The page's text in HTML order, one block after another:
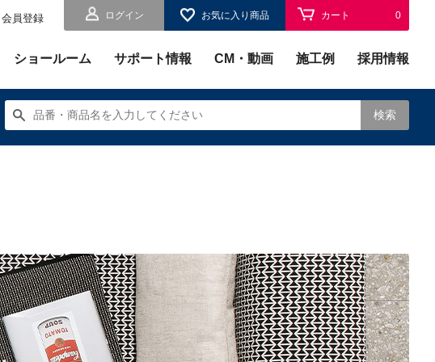
ログイン お気に入り商品 カート 0
会員登録
ショールーム サポート情報 CM・動画 施工例 採用情報
検索